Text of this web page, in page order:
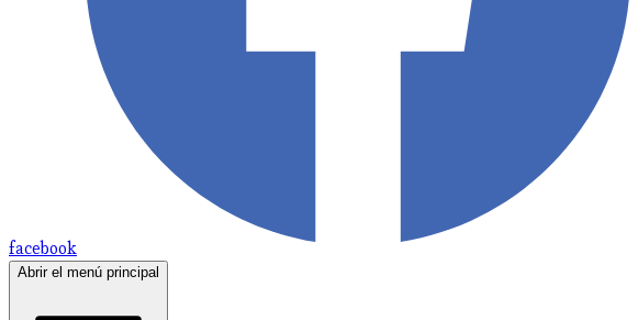
facebook
Abrir el menú principal